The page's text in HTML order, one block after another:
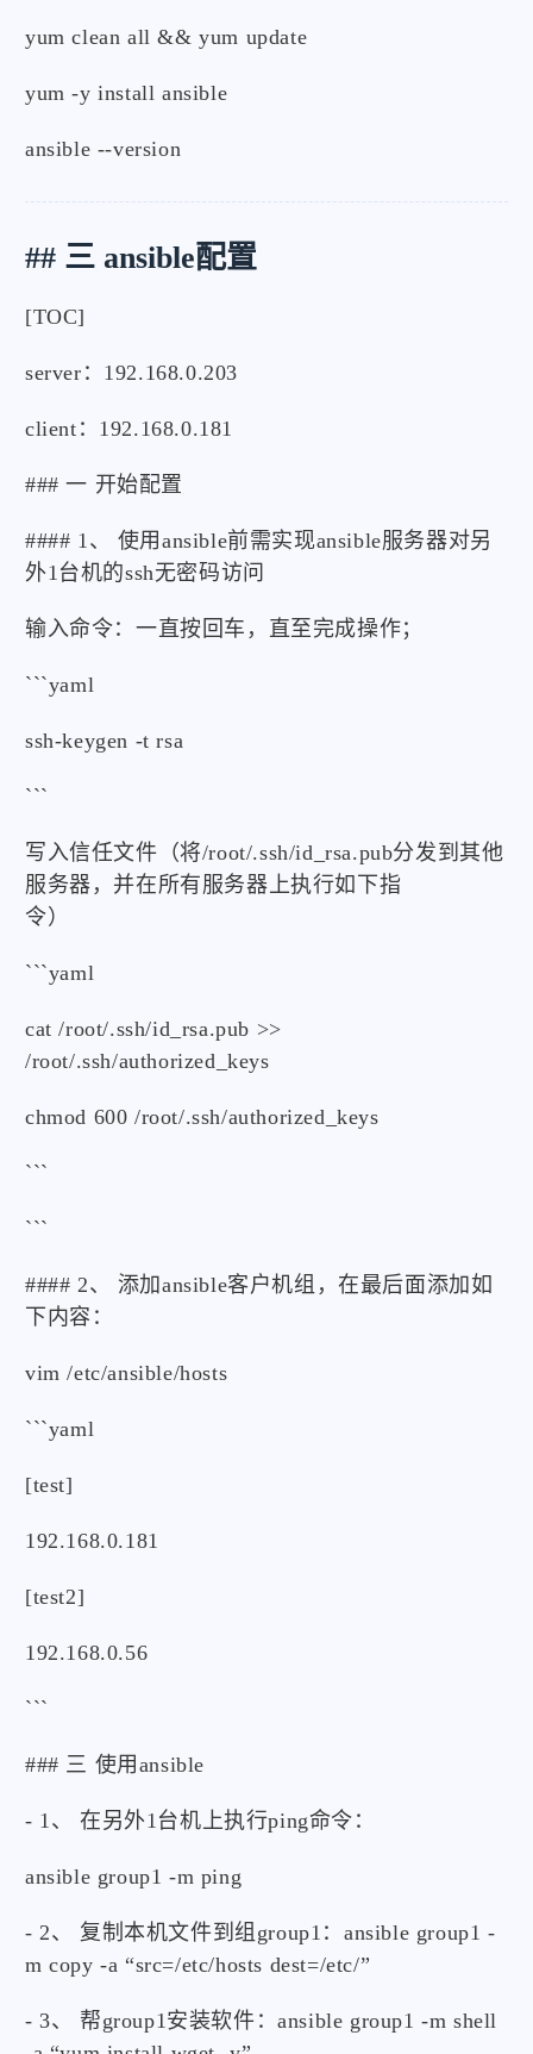
yum clean all && yum update
yum -y install ansible
ansible --version
## 三 ansible配置
[TOC]
server：192.168.0.203
client：192.168.0.181
### 一 开始配置
#### 1、 使用ansible前需实现ansible服务器对另
外1台机的ssh无密码访问
输入命令：一直按回车，直至完成操作；
```yaml
ssh-keygen -t rsa
```
写入信任文件（将/root/.ssh/id_rsa.pub分发到其他
服务器，并在所有服务器上执行如下指
令）
```yaml
cat /root/.ssh/id_rsa.pub >>
/root/.ssh/authorized_keys
chmod 600 /root/.ssh/authorized_keys
```
```
#### 2、 添加ansible客户机组，在最后面添加如
下内容：
vim /etc/ansible/hosts
```yaml
[test]
192.168.0.181
[test2]
192.168.0.56
```
### 三 使用ansible
- 1、 在另外1台机上执行ping命令：
ansible group1 -m ping
- 2、 复制本机文件到组group1：ansible group1 -
m copy -a “src=/etc/hosts dest=/etc/”
- 3、 帮group1安装软件：ansible group1 -m shell